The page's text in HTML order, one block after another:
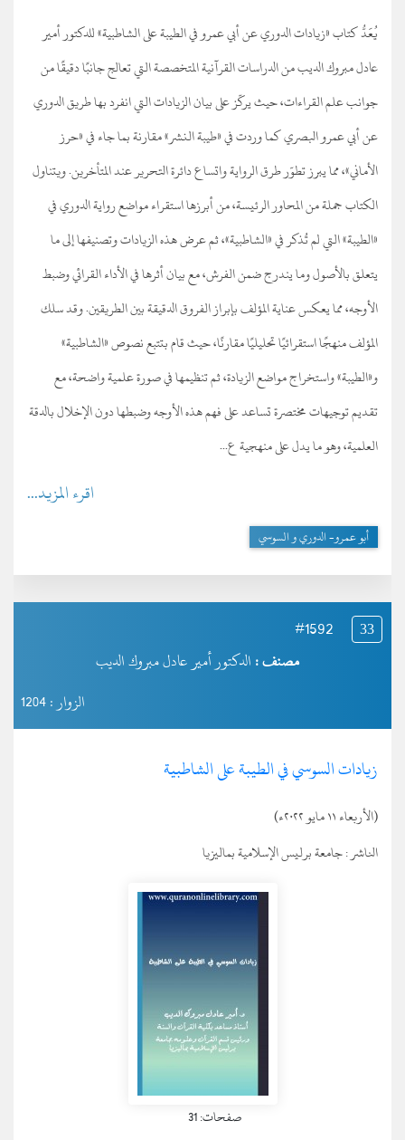
يُعَدُّ كتاب «زيادات الدوري عن أبي عمرو في الطيبة على الشاطبية» للدكتور أمير
عادل مبروك الديب من الدراسات القرآنية المتخصصة التي تعالج جانبًا دقيقًا من
جوانب علم القراءات، حيث يركّز على بيان الزيادات التي انفرد بها طريق الدوري
عن أبي عمرو البصري كما وردت في «طيبة النشر» مقارنة بما جاء في «حرز
الأماني»، مما يبرز تطوّر طرق الرواية واتساع دائرة التحرير عند المتأخرين. ويتناول
الكتاب جملة من المحاور الرئيسة، من أبرزها استقراء مواضع رواية الدوري في
«الطيبة» التي لم تُذكر في «الشاطبية»، ثم عرض هذه الزيادات وتصنيفها إلى ما
يتعلق بالأصول وما يندرج ضمن الفرش، مع بيان أثرها في الأداء القرائي وضبط
الأوجه، مما يعكس عناية المؤلف بإبراز الفروق الدقيقة بين الطريقين. وقد سلك
المؤلف منهجًا استقرائيًا تحليليًا مقارنًا، حيث قام بتتبع نصوص «الشاطبية»
و«الطيبة» واستخراج مواضع الزيادة، ثم تنظيمها في صورة علمية واضحة، مع
تقديم توجيهات مختصرة تساعد على فهم هذه الأوجه وضبطها دون الإخلال بالدقة
العلمية، وهو ما يدل على منهجية ع...
اقرء المزيد...
أبو عمرو- الدوري و السوسي
33
#1592
مصنف : الدكتور أمير عادل مبروك الديب
الزوار : 1204
زيادات السوسي في الطيبة على الشاطبية
(الأربعاء ١١ مايو ٢٠٢٢ء)
الناشر :جامعة برليس الإسلامية بماليزيا
صفحات: 31